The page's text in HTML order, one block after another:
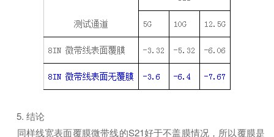
5. 结论
同样线宽表面覆膜微带线的S21好于不盖膜情况，所以覆膜是